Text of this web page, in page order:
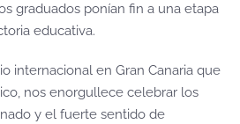
graduados ponían fin a una etapa
educativa.
internacional en Gran Canaria que
nos enorgullece celebrar los
y el fuerte sentido de